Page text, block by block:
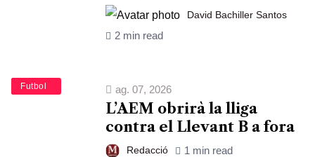
David Bachiller Santos
2 min read
Esports
Futbol ag. 07, 2026
L’AEM obrirà la lliga
contra el Llevant B a fora
Redacció 1 min read